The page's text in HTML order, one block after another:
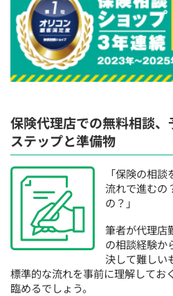
保険代理店での無料相談
ステップと準備物
「保険の相
流れで進むの
の？」
筆者が代理店
の相談経験か
決して難しい
標準的な流れを事前に理解してお
臨めるでしょう。